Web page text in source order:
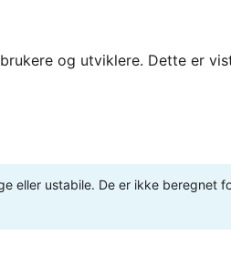
og utviklere. Dette er
eller ustabile. De er ikke beregnet